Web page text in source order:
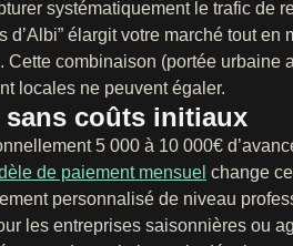
systématiquement le trafic de
élargit votre marché tout
combinaison (portée urbaine
locales ne peuvent égaler.
sans coûts initiaux
5 000 à 10 000€
de paiement mensuel change
personnalisé de niveau
les entreprises saisonnières ou